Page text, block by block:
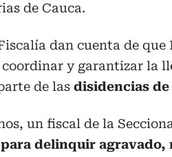
de Cauca.
dan cuenta de que
coordinar y garantizar la
de las disidencias
un fiscal de la
delinquir